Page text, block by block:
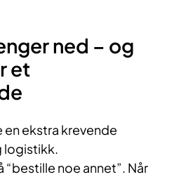
ned – og
et
ekstra krevende
logistikk.
“bestille noe annet”. Når